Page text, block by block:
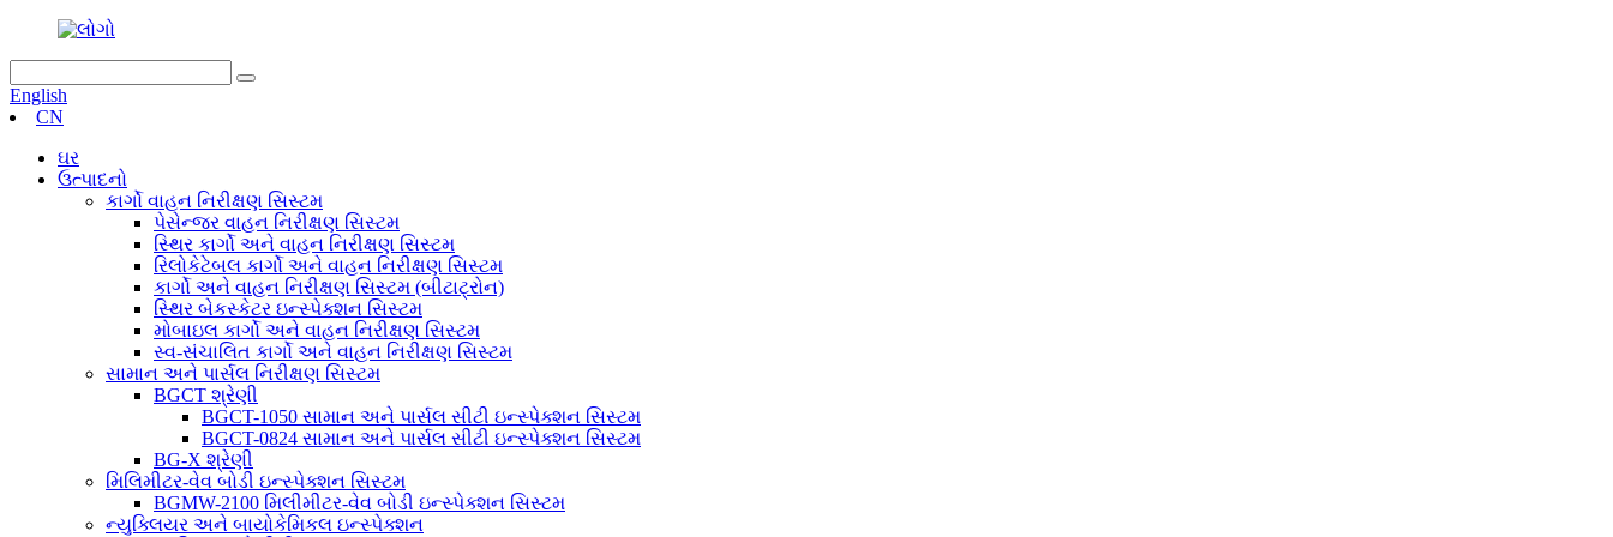
English
CN
ઘર
ઉત્પાદનો
કાર્ગો વાહન નિરીક્ષણ સિસ્ટમ
પેસેન્જર વાહન નિરીક્ષણ સિસ્ટમ
સ્થિર કાર્ગો અને વાહન નિરીક્ષણ સિસ્ટમ
રિલોકેટેબલ કાર્ગો અને વાહન નિરીક્ષણ સિસ્ટમ
કાર્ગો અને વાહન નિરીક્ષણ સિસ્ટમ (બીટાટ્રોન)
સ્થિર બેકસ્કેટર ઇન્સ્પેક્શન સિસ્ટમ
મોબાઇલ કાર્ગો અને વાહન નિરીક્ષણ સિસ્ટમ
સ્વ-સંચાલિત કાર્ગો અને વાહન નિરીક્ષણ સિસ્ટમ
સામાન અને પાર્સલ નિરીક્ષણ સિસ્ટમ
BGCT શ્રેણી
BGCT-1050 સામાન અને પાર્સલ સીટી ઇન્સ્પેક્શન સિસ્ટમ
BGCT-0824 સામાન અને પાર્સલ સીટી ઇન્સ્પેક્શન સિસ્ટમ
BG-X શ્રેણી
મિલિમીટર-વેવ બોડી ઇન્સ્પેક્શન સિસ્ટમ
BGMW-2100 મિલીમીટર-વેવ બોડી ઇન્સ્પેક્શન સિસ્ટમ
ન્યુક્લિયર અને બાયોકેમિકલ ઇન્સ્પેક્શન